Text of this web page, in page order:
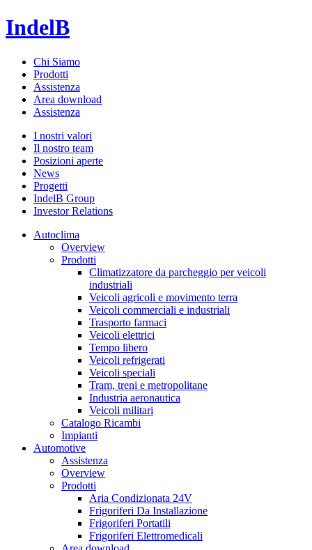
IndelB
Chi Siamo
Prodotti
Assistenza
Area download
Assistenza
I nostri valori
Il nostro team
Posizioni aperte
News
Progetti
IndelB Group
Investor Relations
Autoclima
Overview
Prodotti
Climatizzatore da parcheggio per veicoli
industriali
Veicoli agricoli e movimento terra
Veicoli commerciali e industriali
Trasporto farmaci
Veicoli elettrici
Tempo libero
Veicoli refrigerati
Veicoli speciali
Tram, treni e metropolitane
Industria aeronautica
Veicoli militari
Catalogo Ricambi
Impianti
Automotive
Assistenza
Overview
Prodotti
Aria Condizionata 24V
Frigoriferi Da Installazione
Frigoriferi Portatili
Frigoriferi Elettromedicali